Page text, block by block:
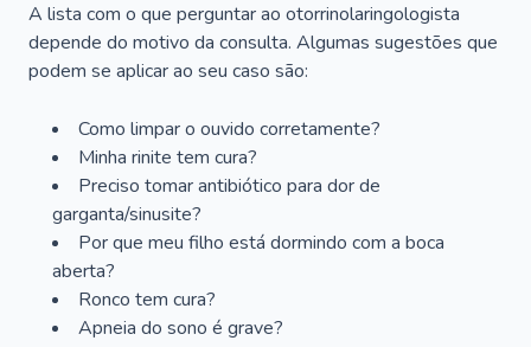
A lista com o que perguntar ao otorrinolaringologista
depende do motivo da consulta. Algumas sugestões que
podem se aplicar ao seu caso são:
Como limpar o ouvido corretamente?
Minha rinite tem cura?
Preciso tomar antibiótico para dor de
garganta/sinusite?
Por que meu filho está dormindo com a boca
aberta?
Ronco tem cura?
Apneia do sono é grave?